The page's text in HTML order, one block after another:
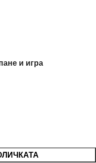
и игра